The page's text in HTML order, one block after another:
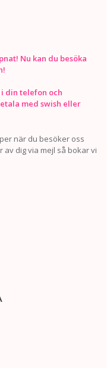
Nu kan du besöka
din telefon och
med swish eller
när du besöker oss
av dig via mejl så bokar vi